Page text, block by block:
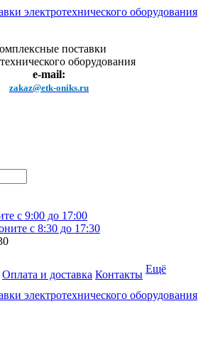
поставки
оборудования
e-mail:
zakaz@etk-oniks.ru
с 9:00 до 17:00
с 8:30 до 17:30
Оплата и доставка Контакты Ещё